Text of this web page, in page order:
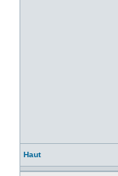
Haut